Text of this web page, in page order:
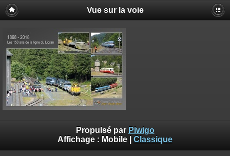
Vue sur la voie
Propulsé par Piwigo
Affichage : Mobile Classique